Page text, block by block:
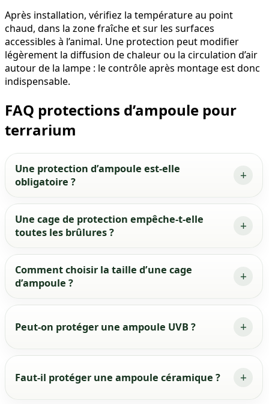
Après installation, vérifiez la température au point
chaud, dans la zone fraîche et sur les surfaces
accessibles à l’animal. Une protection peut modifier
légèrement la diffusion de chaleur ou la circulation d’air
autour de la lampe : le contrôle après montage est donc
indispensable.
FAQ protections d’ampoule pour
terrarium
Une protection d’ampoule est-elle
obligatoire ?
Une cage de protection empêche-t-elle
toutes les brûlures ?
Comment choisir la taille d’une cage
d’ampoule ?
Peut-on protéger une ampoule UVB ?
Faut-il protéger une ampoule céramique ?